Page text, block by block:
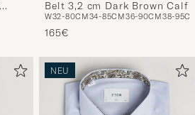
Belt 3,2 cm Dark Brown Calf
W32-80CM34-85CM36-90CM38-
165€
NEU